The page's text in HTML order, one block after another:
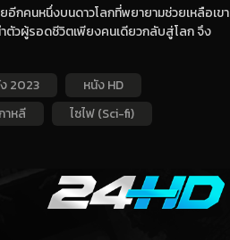
อีกคนหนึ่งบนดาวโลกที่พยายามช่วยเหลือเขา
ตัวผู้รอดชีวิตเพียงคนเดียวกลับสู่โลก จึง
2023
หนัง HD
าหลี ไซไฟ (Sci-fi)